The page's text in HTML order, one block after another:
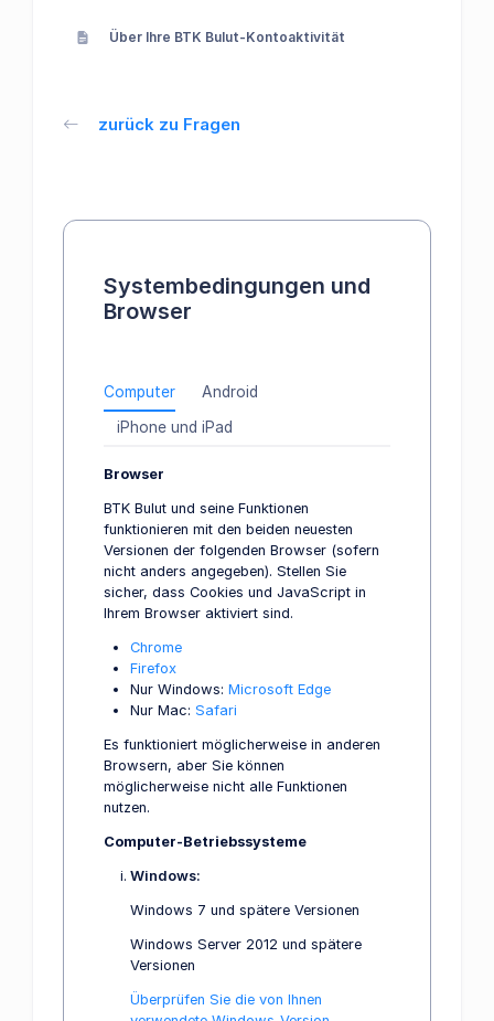
Über Ihre BTK Bulut-Kontoaktivität
zurück zu Fragen
Systembedingungen und
Browser
Computer
Android
iPhone und iPad
Browser
BTK Bulut und seine Funktionen
funktionieren mit den beiden neuesten
Versionen der folgenden Browser (sofern
nicht anders angegeben). Stellen Sie
sicher, dass Cookies und JavaScript in
Ihrem Browser aktiviert sind.
Chrome
Firefox
Nur Windows: Microsoft Edge
Nur Mac: Safari
Es funktioniert möglicherweise in anderen
Browsern, aber Sie können
möglicherweise nicht alle Funktionen
nutzen.
Computer-Betriebssysteme
Windows:
Windows 7 und spätere Versionen
Windows Server 2012 und spätere
Versionen
Überprüfen Sie die von Ihnen